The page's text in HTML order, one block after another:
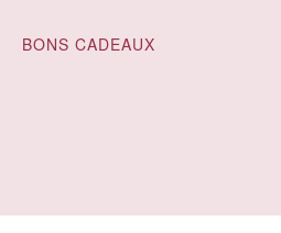
BONS CADEAUX